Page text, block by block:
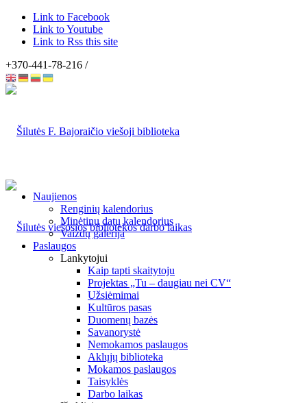
Link to Facebook
Link to Youtube
Link to Rss this site
+370-441-78-216 /
Naujienos
Renginių kalendorius
Minėtinų datų kalendorius
Vaizdų galerija
Paslaugos
Lankytojui
Kaip tapti skaitytoju
Projektas „Tu – daugiau nei CV“
Užsiėmimai
Kultūros pasas
Duomenų bazės
Savanorystė
Nemokamos paslaugos
Aklųjų biblioteka
Mokamos paslaugos
Taisyklės
Darbo laikas